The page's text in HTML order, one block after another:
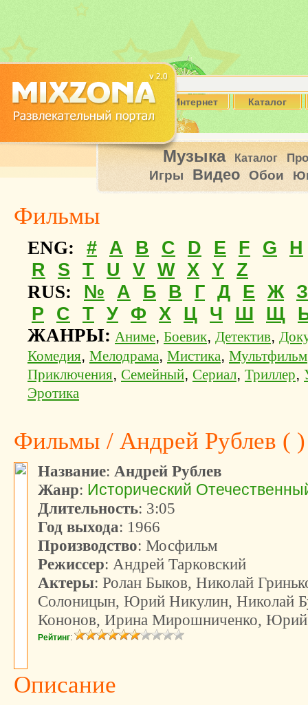
Интернет Каталог
Музыка Каталог
Игры Видео Обои
Фильмы
ENG: # A B C D E F G
H
R
S T U V W X Y Z
RUS: № А Б В Г Д Е Ж З
Р
С Т У Ф Х Ц Ч Ш Щ
ЖАНРЫ: Аниме, Боевик, Детектив,
Комедия, Мелодрама, Мистика, Мультфильм
Приключения, Семейный, Сериал, Триллер,
Эротика
Фильмы / Андрей Рублев ( )
Название: Андрей Рублев
Жанр: Исторический
Длительность: 3:05
Год выхода: 1966
Производство: Мосфильм
Режиссер: Андрей Тарковский
Актеры: Ролан Быков, Николай
Солоницын, Юрий Никулин, Николай
Кононов, Ирина Мирошниченко, Юрий
Рейтинг:
Описание